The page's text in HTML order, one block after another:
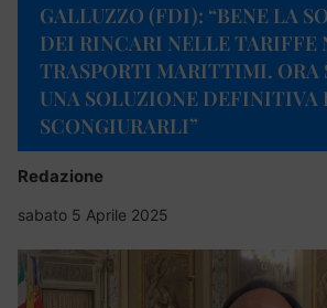
GALLUZZO (FDI): “BENE LA
DEI RINCARI NELLE TARIFFE
TRASPORTI MARITTIMI. ORA
UNA SOLUZIONE DEFINITIVA
SCONGIURARLI”
Redazione
sabato 5 Aprile 2025